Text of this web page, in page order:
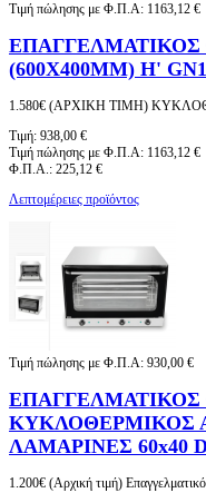
Τιμή πώλησης με Φ.Π.Α: 1163,12 €
ΕΠΑΓΓΕΛΜΑΤΙΚΟΣ
(600X400MM) Η'
1.580€ (ΑΡΧΙΚΗ ΤΙΜΗ)
Τιμή: 938,00 €
Τιμή πώλησης με Φ.Π.Α: 1163,12 €
Φ.Π.Α.: 225,12 €
Λεπτομέρειες προϊόντος
Τιμή πώλησης με Φ.Π.Α: 930,00 €
ΚΥΚΛΟΘΕΡΜΙΚΟΣ
ΛΑΜΑΡΙΝΕΣ 60x40
1.200€ (Αρχική τιμή)